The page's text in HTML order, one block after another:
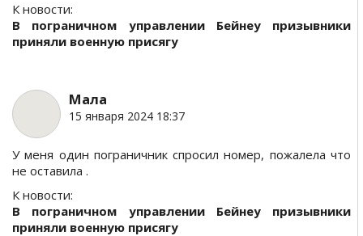
К новости:
В пограничном управлении Бейнеу призывники
приняли военную присягу
Мала
15 января 2024 18:37
У меня один пограничник спросил номер, пожалела что
не оставила .
К новости:
В пограничном управлении Бейнеу призывники
приняли военную присягу